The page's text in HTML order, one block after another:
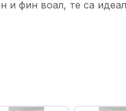
и фин воал, те са